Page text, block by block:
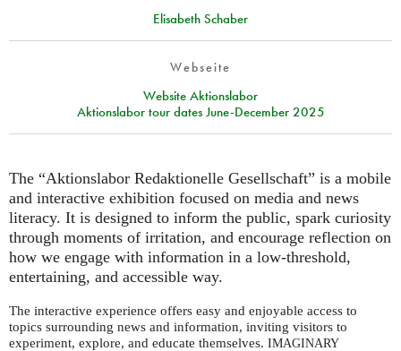
Elisabeth Schaber
Webseite
Website Aktionslabor
Aktionslabor tour dates June-December 2025
The “Aktionslabor Redaktionelle Gesellschaft” is a mobile
and interactive exhibition focused on media and news
literacy. It is designed to inform the public, spark curiosity
through moments of irritation, and encourage reflection on
how we engage with information in a low-threshold,
entertaining, and accessible way.
The interactive experience offers easy and enjoyable access to
topics surrounding news and information, inviting visitors to
experiment, explore, and educate themselves. IMAGINARY